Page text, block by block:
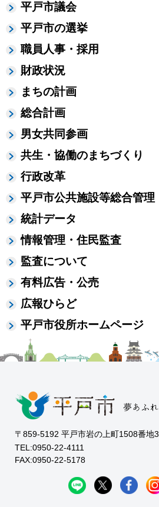
平戸市議会
平戸市の選挙
職員人事・採用
財政状況
まちの計画
総合計画
男女共同参画
共生・協働のまちづくり
行政改革
平戸市公共施設等総合管理
統計データ
情報管理・住民監査
監査について
有料広告・公売
広報ひらど
平戸市役所ホームページ
〒859-5192 平戸市岩の上町1508番地3
TEL:0950-22-4111
FAX:0950-22-5178